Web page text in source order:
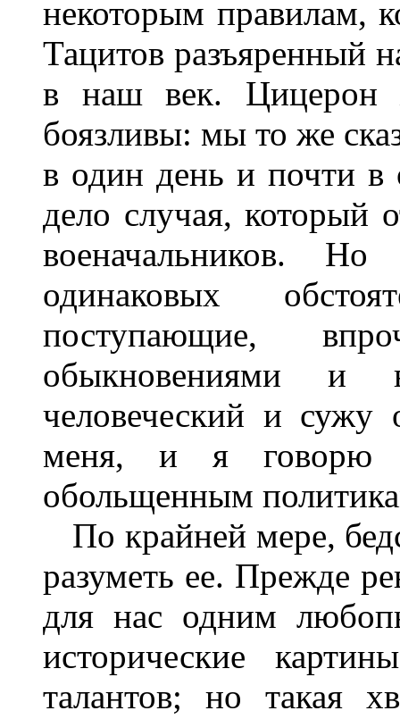
некоторым правилам,
Тацитов разъяренный
в наш век. Цицерон
боязливы: мы то же
в один день и почти
дело случая, который
военачальников.
одинаковых
поступающие,
обыкновениями и
человеческий и
меня, и я говорю
обольщенным
По крайней мере,
разуметь ее. Прежде
для нас одним
исторические
талантов; но такая